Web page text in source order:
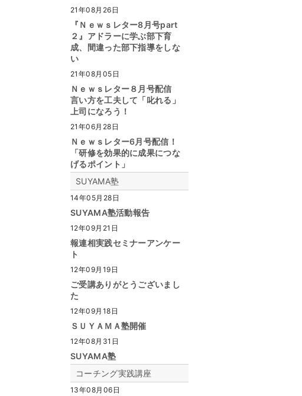
21年08月26日
『Ｎｅｗｓレター8月号part
２』アドラーに学ぶ部下育
成、間違った部下指導をしな
い
21年08月05日
Ｎｅｗｓレター８月号配信
言い方を工夫して「叱れる」
上司になろう！
21年06月28日
Ｎｅｗｓレター6月号配信！
「研修を効果的に成果につな
げるポイント」
SUYAMA塾
14年05月28日
SUYAMA塾活動報告
12年09月21日
報連相実践セミナーアンケー
ト
12年09月19日
ご受講ありがとうございまし
た
12年09月18日
ＳＵＹＡＭＡ塾開催
12年08月31日
SUYAMA塾
コーチング実践講座
13年08月06日